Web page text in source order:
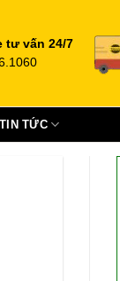
tư vấn 24/7
TIN TỨC